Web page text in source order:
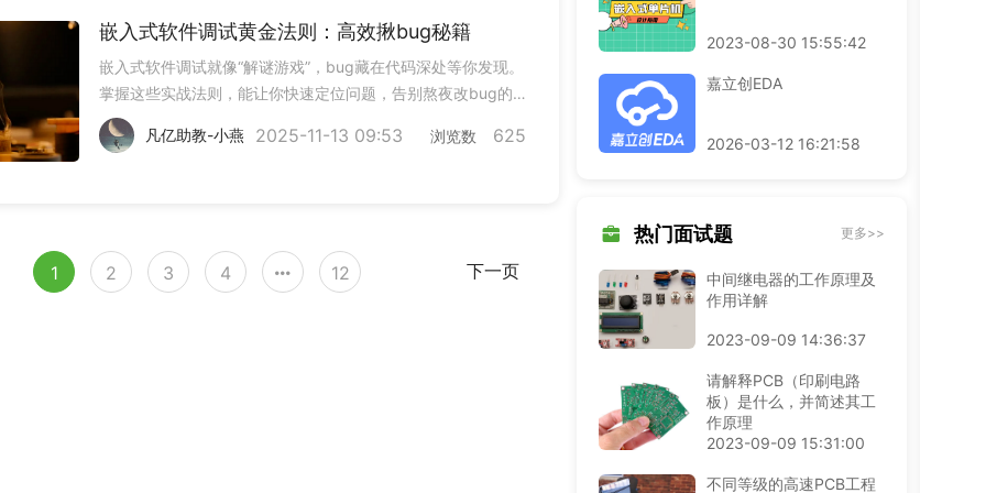
嵌入式软件调试黄金法则：高效揪bug秘籍
嵌入式软件调试就像“解谜游戏”，bug藏在代码深处等你发现。
掌握这些实战法则，能让你快速定位问题，告别熬夜改bug的
痛苦！1. 单步执行，步步为营别一口气跑完整段代码！用调试
器的单步功能（Step Into/Over），像拆盲盒一样逐行检查
凡亿助教-小燕 2025-11-13 09:53 浏览数 625
1 2 3 4 12 下一页
2023-08-30 15:55:42
嘉立创EDA
2026-03-12 16:21:58
热门面试题 更多>>
中间继电器的工作原理及
作用详解
2023-09-09 14:36:37
请解释PCB（印刷电路
板）是什么，并简述其工
作原理
2023-09-09 15:31:00
不同等级的高速PCB工程